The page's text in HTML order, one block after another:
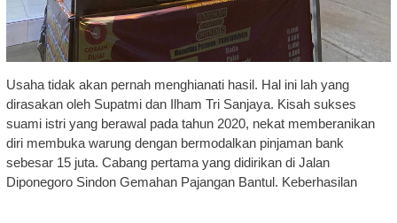
Usaha tidak akan pernah menghianati hasil. Hal ini lah yang
dirasakan oleh Supatmi dan Ilham Tri Sanjaya. Kisah sukses
suami istri yang berawal pada tahun 2020, nekat memberanikan
diri membuka warung dengan bermodalkan pinjaman bank
sebesar 15 juta. Cabang pertama yang didirikan di Jalan
Diponegoro Sindon Gemahan Pajangan Bantul. Keberhasilan